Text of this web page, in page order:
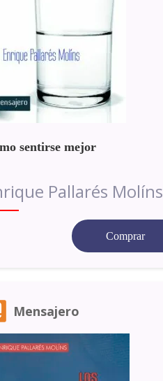
sentirse mejor
Pallarés Molíns
Comprar
Mensajero